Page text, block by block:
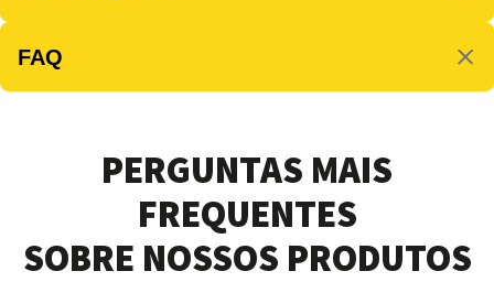
FAQ
PERGUNTAS MAIS
FREQUENTES
SOBRE NOSSOS PRODUTOS